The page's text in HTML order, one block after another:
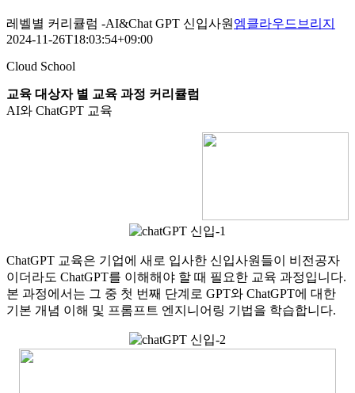
레벨별 커리큘럼 -AI&Chat GPT 신입사원 엠클라우드브리지
2024-11-26T18:03:54+09:00
Cloud School
교육 대상자 별 교육 과정 커리큘럼
AI와 ChatGPT 교육
ChatGPT 교육은 기업에 새로 입사한 신입사원들이 비전공자
이더라도 ChatGPT를 이해해야 할 때 필요한 교육 과정입니다.
본 과정에서는 그 중 첫 번째 단계로 GPT와 ChatGPT에 대한
기본 개념 이해 및 프롬프트 엔지니어링 기법을 학습합니다.